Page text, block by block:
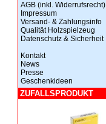
AGB (inkl. Widerrufsrecht)
Impressum
Versand- & Zahlungsinfo
Qualität Holzspielzeug
Datenschutz & Sicherheit
Kontakt
News
Presse
Geschenkideen
ZUFALLSPRODUKT